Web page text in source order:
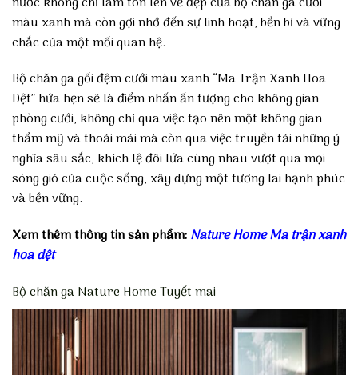
màu xanh mà còn gợi nhớ đến sự linh hoạt, bền bỉ và vững
chắc của một mối quan hệ.
Bộ chăn ga gối đệm cưới màu xanh “Ma Trận Xanh Hoa
Dệt” hứa hẹn sẽ là điểm nhấn ấn tượng cho không gian
phòng cưới, không chỉ qua việc tạo nên một không gian
thẩm mỹ và thoải mái mà còn qua việc truyền tải những ý
nghĩa sâu sắc, khích lệ đôi lứa cùng nhau vượt qua mọi
sóng gió của cuộc sống, xây dựng một tương lai hạnh phúc
và bền vững.
Xem thêm thông tin sản phẩm:Nature Home Ma trận xanh
hoa dệt
Bộ chăn ga Nature Home Tuyết mai